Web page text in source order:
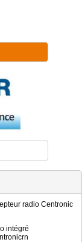
radio Centronic
intégré